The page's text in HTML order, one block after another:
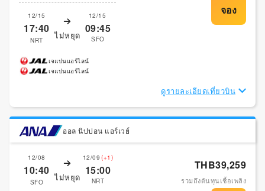
12/15
17:40
NRT ไม่หยุด
12/15
09:45
SFO
เจแปนแอร์ไลน์
เจแปนแอร์ไลน์
ดูรายละเอียดเที่ยวบิน
ออล นิปปอน แอร์เวย์
12/08
10:40
SFO ไม่หยุด
12/09 (+1)
15:00
NRT
THB39,259
รวมถึงต้นทุนเชื้อเพลิง